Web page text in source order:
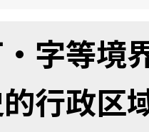
字等境
行政区